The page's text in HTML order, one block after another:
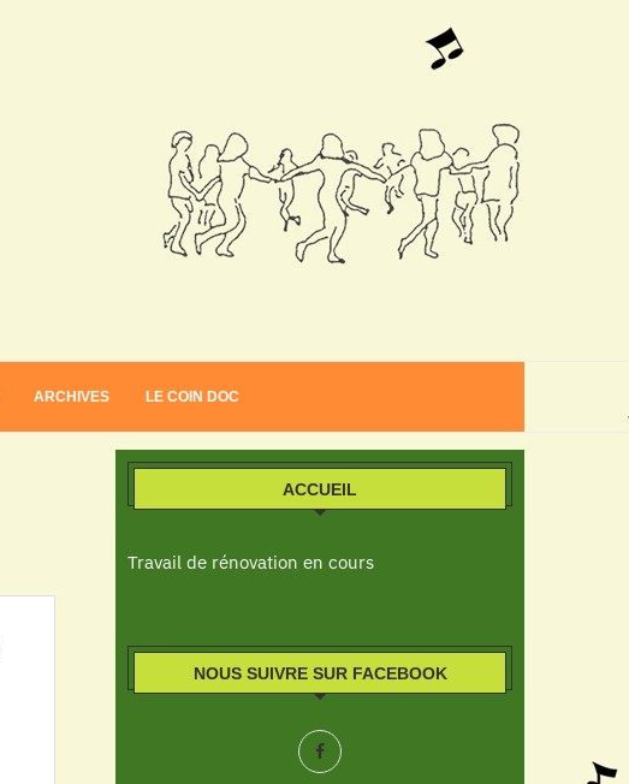
ARCHIVES LE COIN DOC
ACCUEIL
Travail de rénovation en cours
NOUS SUIVRE SUR FACEBOOK